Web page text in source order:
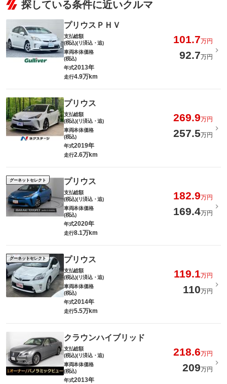
探している条件に近いクルマ
プリウスＰＨＶ
支払総額
(税込)(リ済込・追)
101.7万円
車両本体価格
(税込)
92.7万円
年式2013年
走行4.9万km
プリウス
支払総額
(税込)(リ済込・追)
269.9万円
車両本体価格
(税込)
257.5万円
年式2019年
走行2.6万km
グーネットセレクト プリウス
支払総額
(税込)(リ済込・追)
182.9万円
車両本体価格
(税込)
169.4万円
年式2020年
走行8.1万km
グーネットセレクト プリウス
支払総額
(税込)(リ済込・追)
119.1万円
車両本体価格
(税込)
110万円
年式2014年
走行5.5万km
クラウンハイブリッド
支払総額
(税込)(リ済込・追)
218.6万円
車両本体価格
(税込)
209万円
年式2013年